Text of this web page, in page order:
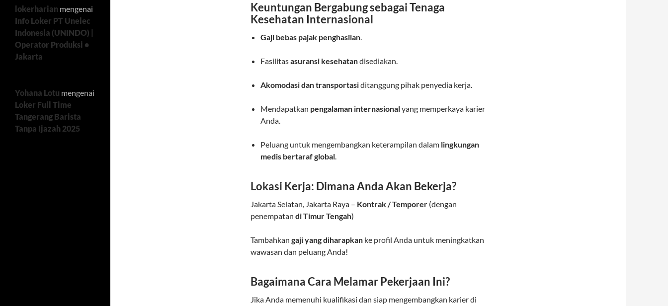
Keuntungan Bergabung sebagai Tenaga
Kesehatan Internasional
Gaji bebas pajak penghasilan.
Fasilitasasuransi kesehatandisediakan.
Akomodasi dan transportasiditanggung pihak penyedia kerja.
Mendapatkan pengalaman internasionalyang memperkaya karier
Anda.
Peluang untuk mengembangkan keterampilan dalam lingkungan
medis bertaraf global.
Lokasi Kerja: Dimana Anda Akan Bekerja?
Jakarta Selatan, Jakarta Raya – Kontrak / Temporer (dengan
penempatan di Timur Tengah)
Tambahkan gaji yang diharapkan ke profil Anda untuk meningkatkan
wawasan dan peluang Anda!
Bagaimana Cara Melamar Pekerjaan Ini?
Jika Anda memenuhi kualifikasi dan siap mengembangkan karier di
lokerharian mengenai
Info Loker PT Unelec
Indonesia (UNINDO) |
Operator Produksi •
Jakarta
Yohana Lotu mengenai
Loker Full Time
Tangerang Barista
Tanpa Ijazah 2025